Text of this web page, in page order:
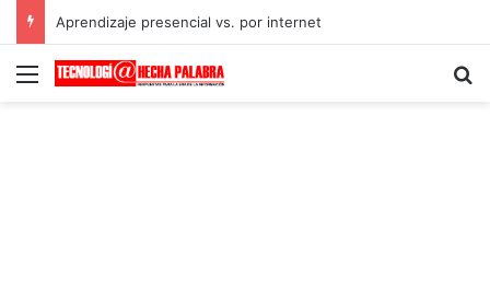
Aprendizaje presencial vs. por internet
Menú